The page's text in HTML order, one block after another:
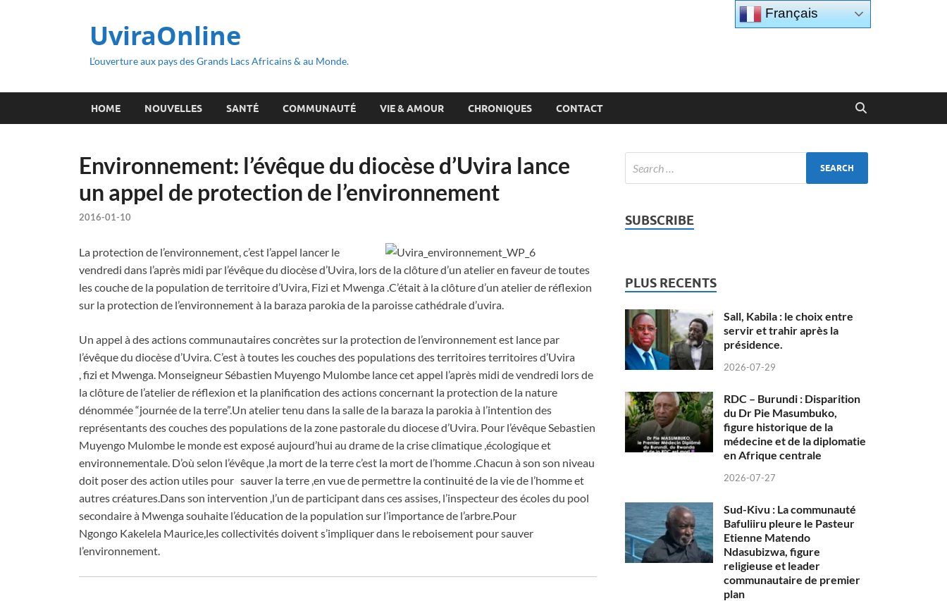
UviraOnline
L’ouverture aux pays des Grands Lacs Africains & au Monde.
HOME NOUVELLES SANTÉ COMMUNAUTÉ VIE & AMOUR CHRONIQUES CONTACT
Environnement: l’évêque du diocèse d’Uvira lance
un appel de protection de l’environnement
2016-01-10
La protection de l’environnement, c’est l’appel lancer le
vendredi dans l’après midi par l’évêque du diocèse d’Uvira, lors de la clôture d’un atelier en faveur de toutes
les couche de la population de territoire d’Uvira, Fizi et Mwenga .C’était à la clôture d’un atelier de réflexion
sur la protection de l’environnement à la baraza parokia de la paroisse cathédrale d’uvira.
Un appel à des actions communautaires concrètes sur la protection de l’environnement est lance par
l’évêque du diocèse d’Uvira. C’est à toutes les couches des populations des territoires territoires d’Uvira
, fizi et Mwenga. Monseigneur Sébastien Muyengo Mulombe lance cet appel l’après midi de vendredi lors de
la clôture de l’atelier de réflexion et la planification des actions concernant la protection de la nature
dénommée “journée de la terre”.Un atelier tenu dans la salle de la baraza la parokia à l’intention des
représentants des couches des populations de la zone pastorale du diocese d’Uvira. Pour l’évêque Sebastien
Muyengo Mulombe le monde est exposé aujourd’hui au drame de la crise climatique ,écologique et
environnementale. D’où selon l’évêque ,la mort de la terre c’est la mort de l’homme .Chacun à son son niveau
doit poser des action utiles pour sauver la terre ,en vue de permettre la continuité de la vie de l’homme et
autres créatures.Dans son intervention ,l’un de participant dans ces assises, l’inspecteur des écoles du pool
secondaire à Mwenga souhaite l’éducation de la population sur l’importance de l’arbre.Pour
Ngongo Kakelela Maurice,les collectivités doivent s’impliquer dans le reboisement pour sauver
l’environnement.
SUBSCRIBE
PLUS RECENTS
Sall, Kabila : le choix entre
servir et trahir après la
présidence.
2026-07-29
RDC – Burundi : Disparition
du Dr Pie Masumbuko,
figure historique de la
médecine et de la diplomatie
en Afrique centrale
2026-07-27
Sud-Kivu : La communauté
Bafuliiru pleure le Pasteur
Etienne Matendo
Ndasubizwa, figure
religieuse et leader
communautaire de premier
plan
Français